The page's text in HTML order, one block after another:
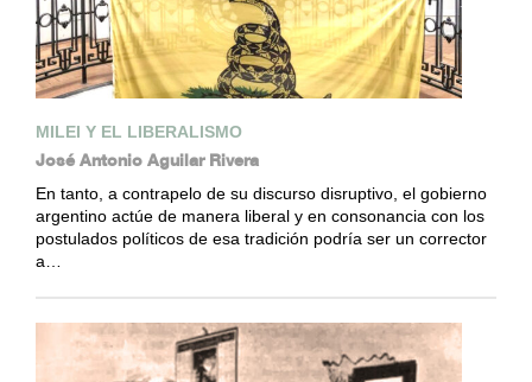
MILEI Y EL LIBERALISMO
José Antonio Aguilar Rivera
En tanto, a contrapelo de su discurso disruptivo, el gobierno
argentino actúe de manera liberal y en consonancia con los
postulados políticos de esa tradición podría ser un corrector
a…